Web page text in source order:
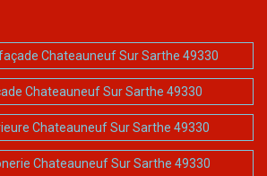
Chateauneuf Sur Sarthe 49330
Chateauneuf Sur Sarthe 49330
Chateauneuf Sur Sarthe 49330
Chateauneuf Sur Sarthe 49330